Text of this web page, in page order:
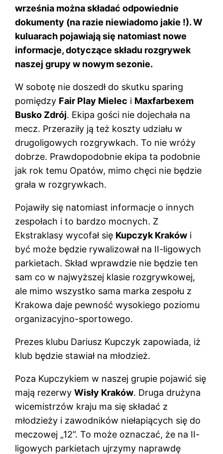
września można składać odpowiednie
dokumenty (na razie niewiadomo jakie !). W
kuluarach pojawiają się natomiast nowe
informacje, dotyczące składu rozgrywek
naszej grupy w nowym sezonie.
W sobotę nie doszedł do skutku sparing
pomiędzy Fair Play Mielec i Maxfarbexem
Busko Zdrój. Ekipa gości nie dojechała na
mecz. Przeraziły ją też koszty udziału w
drugoligowych rozgrywkach. To nie wróży
dobrze. Prawdopodobnie ekipa ta podobnie
jak rok temu Opatów, mimo chęci nie będzie
grała w rozgrywkach.
Pojawiły się natomiast informacje o innych
zespołach i to bardzo mocnych. Z
Ekstraklasy wycofał się Kupczyk Kraków i
być może będzie rywalizował na II-ligowych
parkietach. Skład wprawdzie nie będzie ten
sam co w najwyższej klasie rozgrywkowej,
ale mimo wszystko sama marka zespołu z
Krakowa daje pewność wysokiego poziomu
organizacyjno-sportowego.
Prezes klubu Dariusz Kupczyk zapowiada, iż
klub będzie stawiał na młodzież.
Poza Kupczykiem w naszej grupie pojawić się
mają rezerwyWisły Kraków. Druga drużyna
wicemistrzów kraju ma się składać z
młodzieży i zawodników niełapiących się do
meczowej „12”. To może oznaczać, że na II-
ligowych parkietach ujrzymy naprawdę